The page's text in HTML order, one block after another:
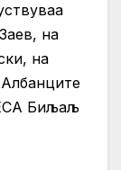
на
на
Биљаљ